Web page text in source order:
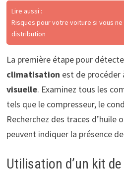
Lire aussi :
Risques pour votre voiture si vous
distribution
La première étape pour
climatisation est de procéder
visuelle. Examinez tous les
tels que le compresseur, le
Recherchez des traces d’huile
peuvent indiquer la présence
Utilisation d’un kit